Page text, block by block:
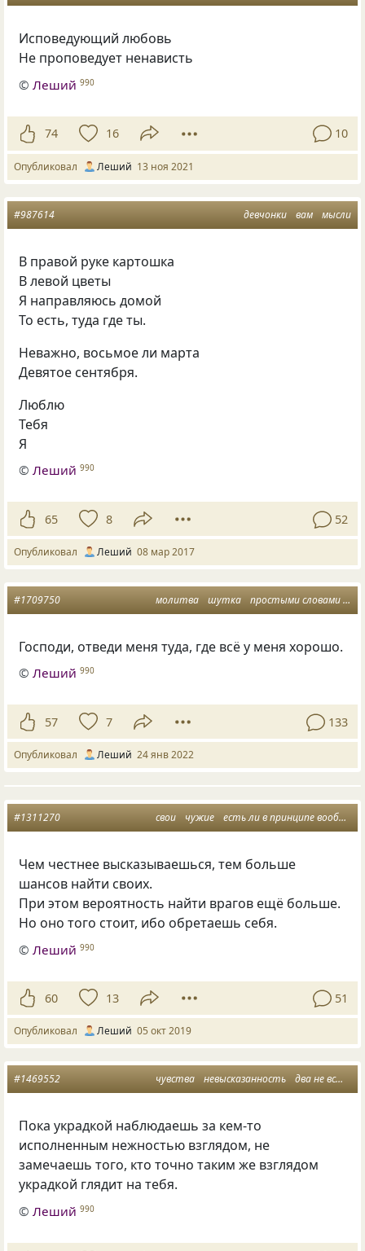
Исповедующий любовь
Не проповедует ненависть
©Леший 990
74 16 10
Опубликовал Леший 13 ноя 2021
девчонки вам мысли
#987614
В правой руке картошка
В левой цветы
Я направляюсь домой
То есть, туда где ты.
Неважно, восьмое ли марта
Девятое сентября.
Люблю
Тебя
Я
©Леший 990
65 8 52
Опубликовал Леший 08 мар 2017
молитва шутка простыми словами
#1709750
Господи, отведи меня туда, где всё у меня хорошо.
©Леший 990
57 7 133
Опубликовал Леший 24 янв 2022
свои чужие есть ли в принципе вообще
#1311270
Чем честнее высказываешься, тем больше
шансов найти своих.
При этом вероятность найти врагов ещё больше.
Но оно того стоит, ибо обретаешь себя.
©Леший 990
60 13 51
Опубликовал Леший 05 окт 2019
чувства невысказанность два не встретившихся взгляда
#1469552
Пока украдкой наблюдаешь за кем-то
исполненным нежностью взглядом, не
замечаешь того, кто точно таким же взглядом
украдкой глядит на тебя.
©Леший 990